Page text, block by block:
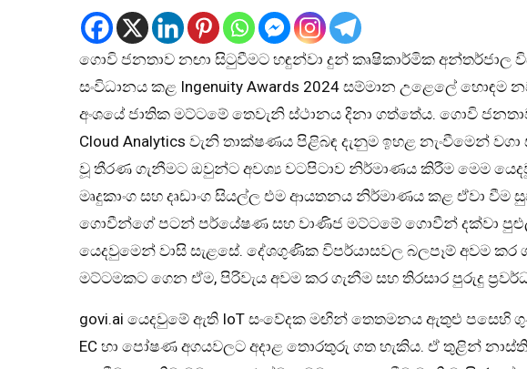
ගොවි ජනතාව නඟා සිටුවීමට හඳුන්වා දුන් කෘෂිකාර්මික අන්තර්ජාල
සංවිධානය කළ Ingenuity Awards 2024 සම්මාන උළෙලේ හොඳම
අංශයේ ජාතික මට්ටමේ තෙවැනි ස්ථානය දිනා ගත්තේය. ගොවි ජනතාව
Cloud Analytics වැනි තාක්ෂණය පිළිබඳ දැනුම ඉහළ නැංවීමෙන්
වූ තීරණ ගැනීමට ඔවුන්ට අවශ්‍ය වටපිටාව නිර්මාණය කිරීම මෙම
මෘදුකාංග සහ දෘඩාංග සියල්ල එම ආයතනය නිර්මාණය කළ ඒවා
ගොවීන්ගේ පටන් පර්යේෂණ සහ වාණිජ මට්ටමේ ගොවීන් දක්වා
යෙදවුමෙන් වාසි සැළසේ. දේශගුණික විපර්යාසවල බලපෑම් අවම කර
මට්ටමකට ගෙන ඒම, පිරිවැය අවම කර ගැනීම සහ තිරසාර පුරුදු
govi.ai යෙදවුමේ ඇති IoT සංවේදක මඟින් තෙතමනය ඇතුළු පසෙහි
EC හා පෝෂණ අගයවලට අදාළ තොරතුරු ගත හැකිය. ඒ තුළින්